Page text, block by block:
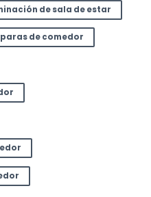
de sala de estar
de comedor